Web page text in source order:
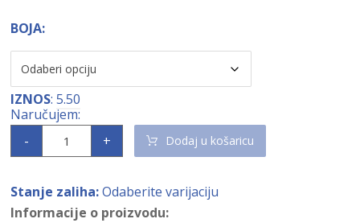
BOJA:
IZNOS:5.50
- + Dodaj u košaricu
Stanje zaliha: Odaberite varijaciju
Informacije o proizvodu: